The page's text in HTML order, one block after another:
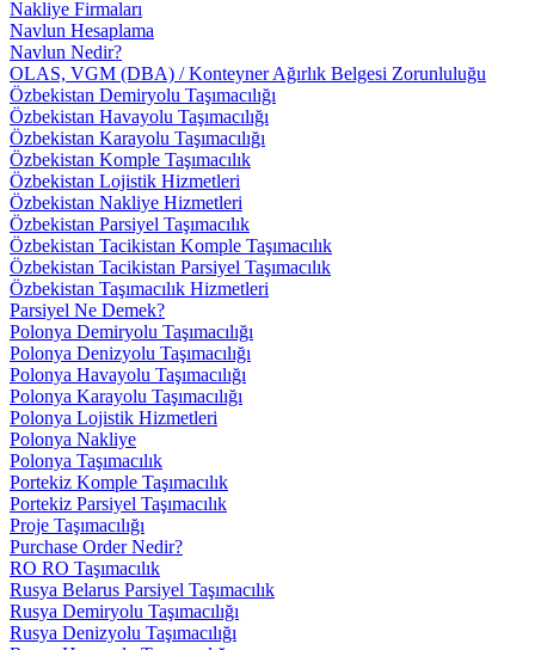
Nakliye Firmaları
Navlun Hesaplama
Navlun Nedir?
OLAS, VGM (DBA) / Konteyner Ağırlık Belgesi Zorunluluğu
Özbekistan Demiryolu Taşımacılığı
Özbekistan Havayolu Taşımacılığı
Özbekistan Karayolu Taşımacılığı
Özbekistan Komple Taşımacılık
Özbekistan Lojistik Hizmetleri
Özbekistan Nakliye Hizmetleri
Özbekistan Parsiyel Taşımacılık
Özbekistan Tacikistan Komple Taşımacılık
Özbekistan Tacikistan Parsiyel Taşımacılık
Özbekistan Taşımacılık Hizmetleri
Parsiyel Ne Demek?
Polonya Demiryolu Taşımacılığı
Polonya Denizyolu Taşımacılığı
Polonya Havayolu Taşımacılığı
Polonya Karayolu Taşımacılığı
Polonya Lojistik Hizmetleri
Polonya Nakliye
Polonya Taşımacılık
Portekiz Komple Taşımacılık
Portekiz Parsiyel Taşımacılık
Proje Taşımacılığı
Purchase Order Nedir?
RO RO Taşımacılık
Rusya Belarus Parsiyel Taşımacılık
Rusya Demiryolu Taşımacılığı
Rusya Denizyolu Taşımacılığı